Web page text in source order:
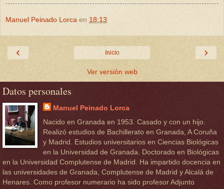
Manuel Peinado Lorca en 18:13
‹ ›
Inicio
Ver versión web
Datos personales
Manuel Peinado Lorca
Nacido en Granada en 1953. Casado y con un hijo.
Realizó estudios de Bachillerato en Granada, A Coruña
y Madrid. Estudios universitarios en Ciencias Biológicas
en la Universidad de Granada. Doctorado en Biológicas
en la Universidad Complutense de Madrid. Ha impartido docencia en
las universidades de Granada, Complutense de Madrid y Alcalá de
Henares. Como profesor numerario ha sido profesor Adjunto